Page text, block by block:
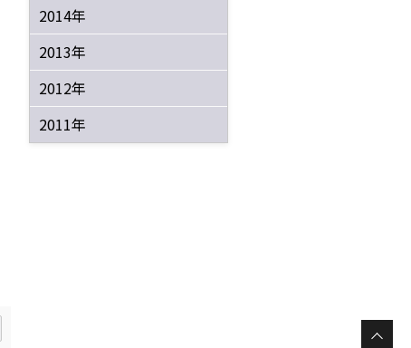
2014年
2013年
2012年
2011年